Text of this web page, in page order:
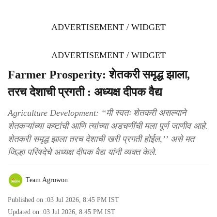
ADVERTISEMENT / WIDGET
ADVERTISEMENT / WIDGET
Farmer Prosperity: शेतकरी समृद्ध झाला,
तरच देशाची प्रगती : अध्यक्ष दीपक वैद्य
Agriculture Development: ‘‘मी स्वतः शेतकरी असल्याने
शेतकऱ्यांच्या कष्टांची आणि त्यांच्या अडचणींची मला पूर्ण जाणीव आहे.
शेतकरी समृद्ध झाला तरच देशाची खरी प्रगती होईल,’’ असे मत
जिल्हा परिषदेचे अध्यक्ष दीपक वैद्य यांनी व्यक्त केले.
Team Agrowon
Published on :03 Jul 2026, 8:45 PM IST
Updated on :03 Jul 2026, 8:45 PM IST